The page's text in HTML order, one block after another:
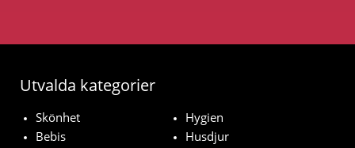
Utvalda kategorier
Skönhet
Hygien
Bebis
Husdjur